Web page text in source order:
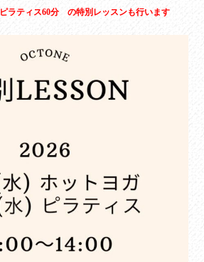
ピラティス60分 の特別レッスンも行います